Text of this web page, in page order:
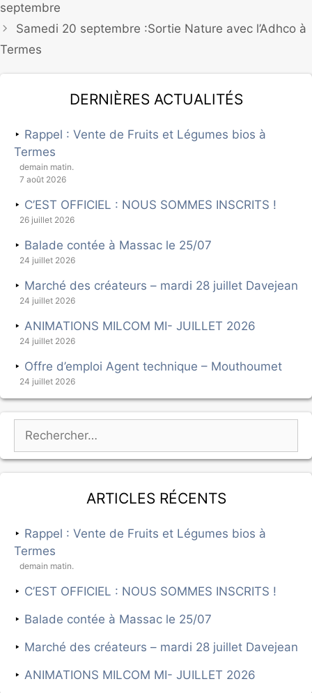
septembre
Samedi 20 septembre :Sortie Nature avec l’Adhco à
Termes
Dernières actualités
Rappel : Vente de Fruits et Légumes bios à
Termes
demain matin.
7 août 2026
C’EST OFFICIEL : NOUS SOMMES INSCRITS !
26 juillet 2026
Balade contée à Massac le 25/07
24 juillet 2026
Marché des créateurs – mardi 28 juillet Davejean
24 juillet 2026
ANIMATIONS MILCOM MI- JUILLET 2026
24 juillet 2026
Offre d’emploi Agent technique – Mouthoumet
24 juillet 2026
Articles récents
Rappel : Vente de Fruits et Légumes bios à
Termes
demain matin.
C’EST OFFICIEL : NOUS SOMMES INSCRITS !
Balade contée à Massac le 25/07
Marché des créateurs – mardi 28 juillet Davejean
ANIMATIONS MILCOM MI- JUILLET 2026